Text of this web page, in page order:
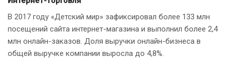
В 2017 году «Детский мир» зафиксировал более 133 млн
посещений сайта интернет-магазина и выполнил более 2,4
млн онлайн-заказов. Доля выручки онлайн-бизнеса в
общей выручке компании выросла до 4,8%.